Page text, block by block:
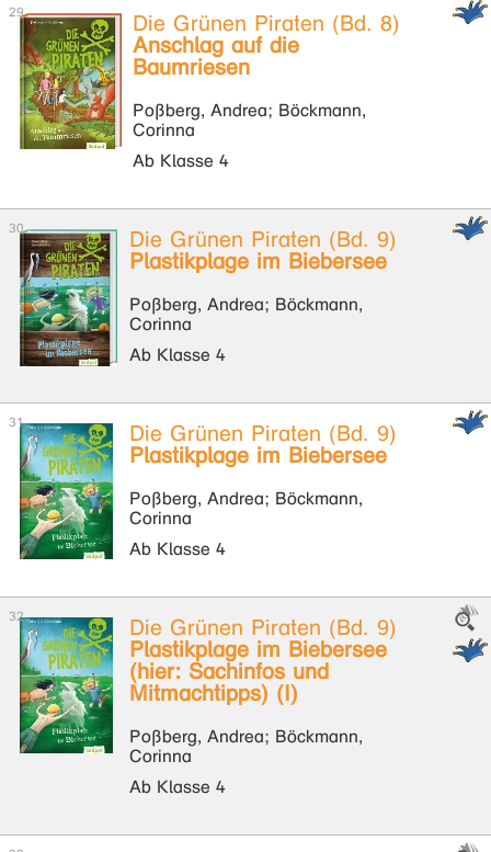
Die Grünen Piraten (Bd. 8)
Anschlag auf die
Baumriesen
Poßberg, Andrea; Böckmann,
Corinna
Ab Klasse 4
Die Grünen Piraten (Bd. 9)
Plastikplage im Biebersee
Poßberg, Andrea; Böckmann,
Corinna
Ab Klasse 4
Die Grünen Piraten (Bd. 9)
Plastikplage im Biebersee
Poßberg, Andrea; Böckmann,
Corinna
Ab Klasse 4
Die Grünen Piraten (Bd. 9)
Plastikplage im Biebersee
(hier: Sachinfos und
Mitmachtipps) (I)
Poßberg, Andrea; Böckmann,
Corinna
Ab Klasse 4